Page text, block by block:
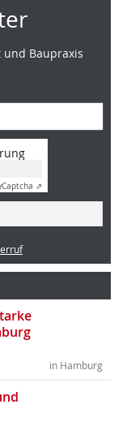
und Baupraxis
Captcha ⇗
in Hamburg